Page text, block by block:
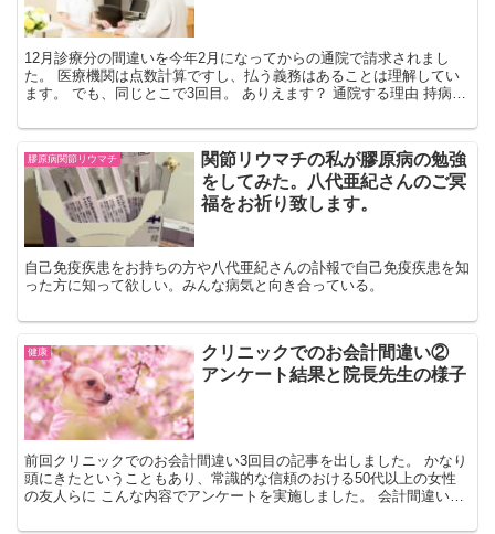
12月診療分の間違いを今年2月になってからの通院で請求されまし
た。 医療機関は点数計算ですし、払う義務はあることは理解してい
ます。 でも、同じとこで3回目。 ありえます？ 通院する理由 持病の
膠原病関節リウマチ
関節リウマチの私が膠原病の勉強
をしてみた。八代亜紀さんのご冥
福をお祈り致します。
自己免疫疾患をお持ちの方や八代亜紀さんの訃報で自己免疫疾患を知
った方に知って欲しい。みんな病気と向き合っている。
健康
クリニックでのお会計間違い②
アンケート結果と院長先生の様子
前回クリニックでのお会計間違い3回目の記事を出しました。 かなり
頭にきたということもあり、常識的な信頼のおける50代以上の女性
の友人らに こんな内容でアンケートを実施しました。 会計間違いの